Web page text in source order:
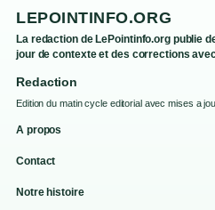
LEPOINTINFO.ORG
La redaction de LePointinfo.org publie
jour de contexte et des corrections
Redaction
Edition du matin cycle editorial avec mises a
A propos
Contact
Notre histoire